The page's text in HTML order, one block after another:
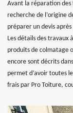
Avant la réparation
recherche de l’origine
préparer un devis
Les détails des travaux
produits de colmatage
encore sont décrits
permet d’avoir toutes
frais par Pro Toiture,